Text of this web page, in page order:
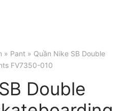
» Pant » Quần Nike SB Double
FV7350-010
Double